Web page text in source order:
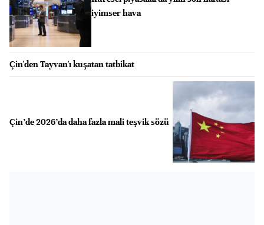
iyimser hava
Çin'den Tayvan'ı kuşatan tatbikat
Çin’de 2026’da daha fazla mali teşvik sözü